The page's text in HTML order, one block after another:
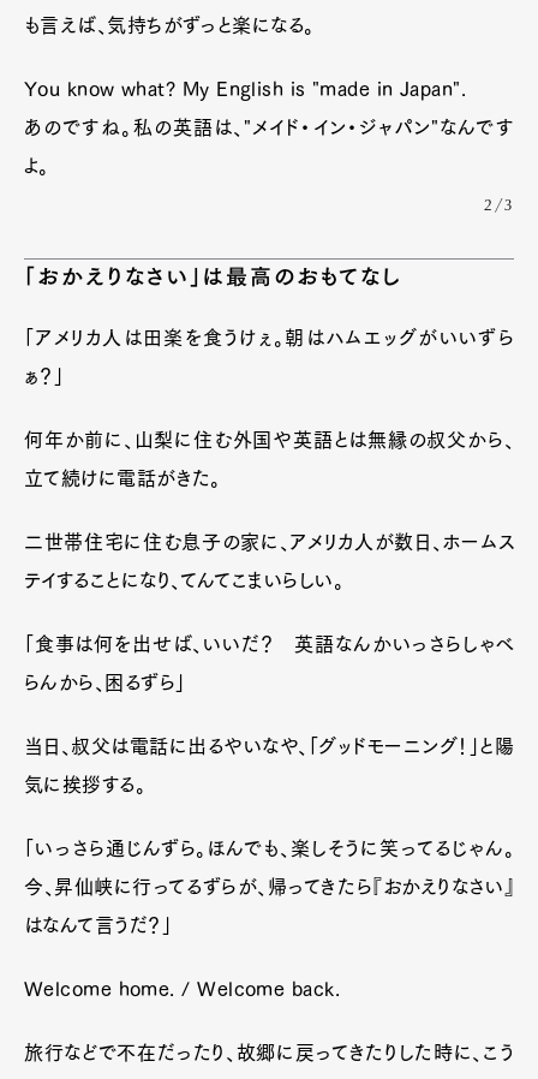
も言えば、気持ちがずっと楽になる。
You know what? My English is "made in Japan".
あのですね。私の英語は、"メイド・イン・ジャパン"なんです
よ。
2/3
「おかえりなさい」は最高のおもてなし
「アメリカ人は田楽を食うけぇ。朝はハムエッグがいいずら
ぁ？」
何年か前に、山梨に住む外国や英語とは無縁の叔父から、
立て続けに電話がきた。
二世帯住宅に住む息子の家に、アメリカ人が数日、ホームス
テイすることになり、てんてこまいらしい。
「食事は何を出せば、いいだ？ 英語なんかいっさらしゃべ
らんから、困るずら」
当日、叔父は電話に出るやいなや、「グッドモーニング！」と陽
気に挨拶する。
「いっさら通じんずら。ほんでも、楽しそうに笑ってるじゃん。
今、昇仙峡に行ってるずらが、帰ってきたら『おかえりなさい』
はなんて言うだ？」
Welcome home. / Welcome back.
旅行などで不在だったり、故郷に戻ってきたりした時に、こう